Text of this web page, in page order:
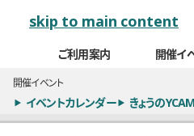
skip to main content
ご利用案内 開催イ
開催イベント
イベントカレンダー きょうのYCAM